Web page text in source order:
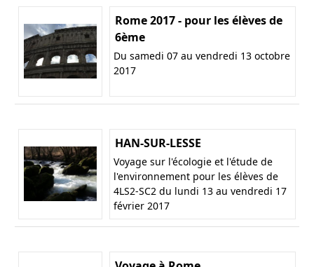
Rome 2017 - pour les élèves de
6ème
Du samedi 07 au vendredi 13 octobre
2017
HAN-SUR-LESSE
Voyage sur l'écologie et l'étude de
l'environnement pour les élèves de
4LS2-SC2 du lundi 13 au vendredi 17
février 2017